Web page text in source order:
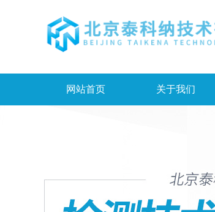
网站首页 关于我们